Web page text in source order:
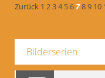
Zurück 1 234 56789 10
Bilderserien